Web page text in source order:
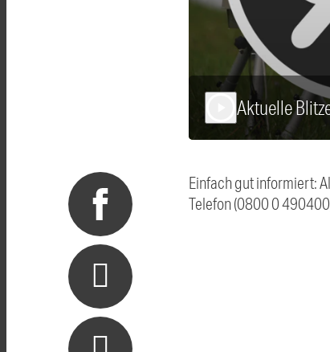
Aktuelle
Einfach gut informiert:
Telefon (0800 0